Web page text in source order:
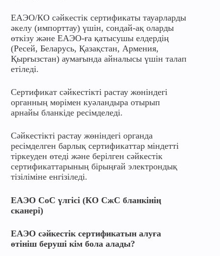
ЕАЭО/КО сәйкестік сертификаты тауарларды
әкелу (импорттау) үшін, сондай-ақ оларды
өткізу және ЕАЭО-ға қатысушы елдердің
(Ресей, Беларусь, Қазақстан, Армения,
Қырғызстан) аумағында айналысы үшін талап
етіледі.
Сертификат сәйкестікті растау жөніндегі
органның мөрімен куәландыра отырып
арнайы бланкіде ресімделеді.
Сәйкестікті растау жөніндегі органда
ресімделген барлық сертификаттар міндетті
тіркеуден өтеді және берілген сәйкестік
сертификаттарының бірыңғай электрондық
тізіліміне енгізіледі.
ЕАЭО СоС үлгісі (КО СжС бланкінің
сканері)
ЕАЭО сәйкестік сертификатын алуға
өтініш беруші кім бола алады?